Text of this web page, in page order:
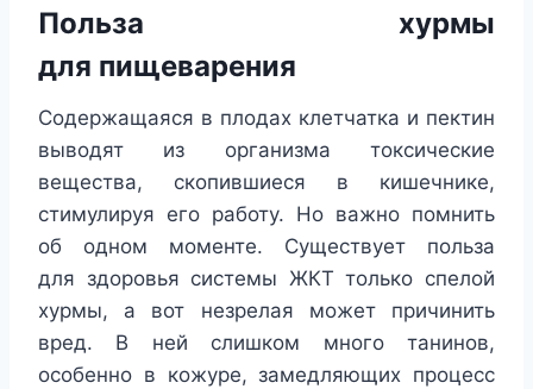
Польза хурмы
для пищеварения
Содержащаяся в плодах клетчатка и пектин
выводят из организма токсические
вещества, скопившиеся в кишечнике,
стимулируя его работу. Но важно помнить
об одном моменте. Существует польза
для здоровья системы ЖКТ только спелой
хурмы, а вот незрелая может причинить
вред. В ней слишком много танинов,
особенно в кожуре, замедляющих процесс